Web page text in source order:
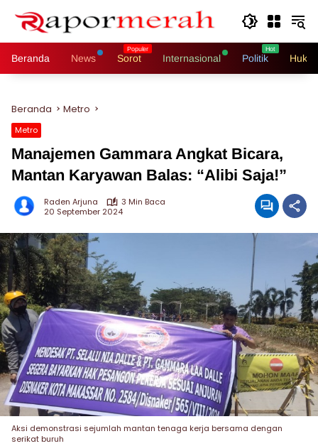
Beranda News Sorot Internasional Politik
Beranda Metro
Metro
Manajemen Gammara Angkat Bicara,
Mantan Karyawan Balas: “Alibi Saja!”
Raden Arjuna
3 Min Baca
20 September 2024
Aksi demonstrasi sejumlah mantan tenaga kerja bersama dengan
serikat buruh